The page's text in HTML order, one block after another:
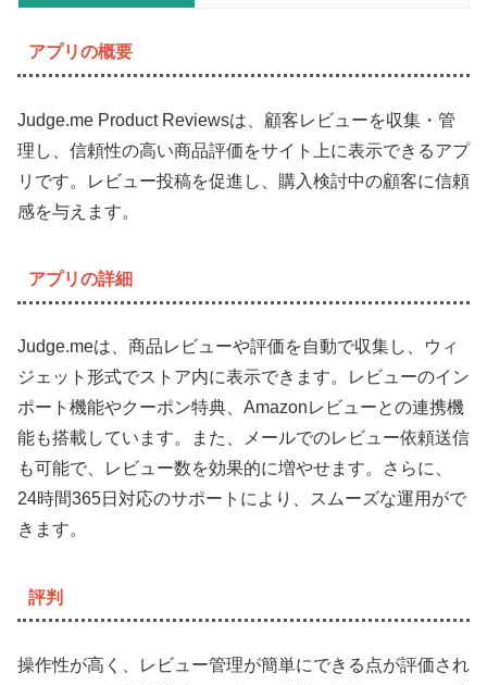
アプリの概要
Judge.me Product Reviewsは、顧客レビューを収集・管
理し、信頼性の高い商品評価をサイト上に表示できるアプ
リです。レビュー投稿を促進し、購入検討中の顧客に信頼
感を与えます。
アプリの詳細
Judge.meは、商品レビューや評価を自動で収集し、ウィ
ジェット形式でストア内に表示できます。レビューのイン
ポート機能やクーポン特典、Amazonレビューとの連携機
能も搭載しています。また、メールでのレビュー依頼送信
も可能で、レビュー数を効果的に増やせます。さらに、
24時間365日対応のサポートにより、スムーズな運用がで
きます。
評判
操作性が高く、レビュー管理が簡単にできる点が評価され